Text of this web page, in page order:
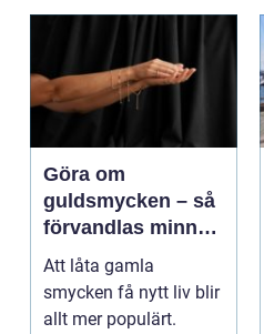
Göra om
guldsmycken – så
förvandlas minnen
till nya favoriter
Att låta gamla
smycken få nytt liv blir
allt mer populärt.